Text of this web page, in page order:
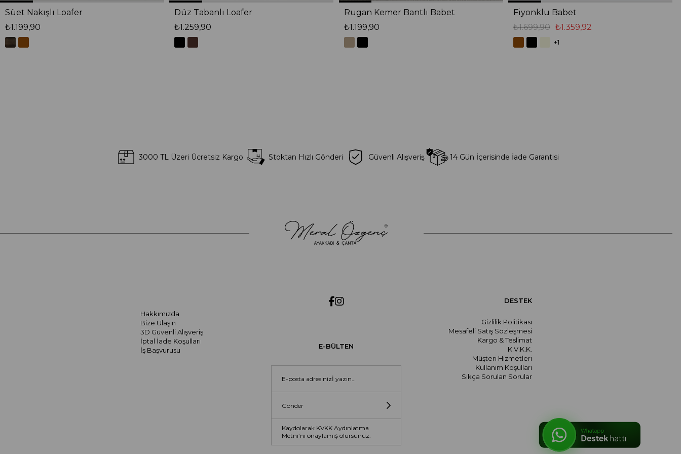
Süet Nakışlı Loafer
₺1.199,90
Düz Tabanlı Loafer
₺1.259,90
Rugan Kemer Bantlı Babet
₺1.199,90
Fiyonklu Babet
₺1.359,92
₺1.699,90
+1
3000 TL Üzeri Ücretsiz Kargo Stoktan Hızlı Gönderi Güvenli Alışveriş 14 Gün İçerisinde İade Garantisi
Hakkımızda
Bize Ulaşın
3D Güvenli Alışveriş
İptal İade Koşulları
İş Başvurusu
E-BÜLTEN
Gönder
Kaydolarak KVKK Aydınlatma
Metni’ni onaylamış olursunuz.
DESTEK
Gizlilik Politikası
Mesafeli Satış Sözleşmesi
Kargo & Teslimat
K.V.K.K.
Müşteri Hizmetleri
Kullanım Koşulları
Sıkça Sorulan Sorular